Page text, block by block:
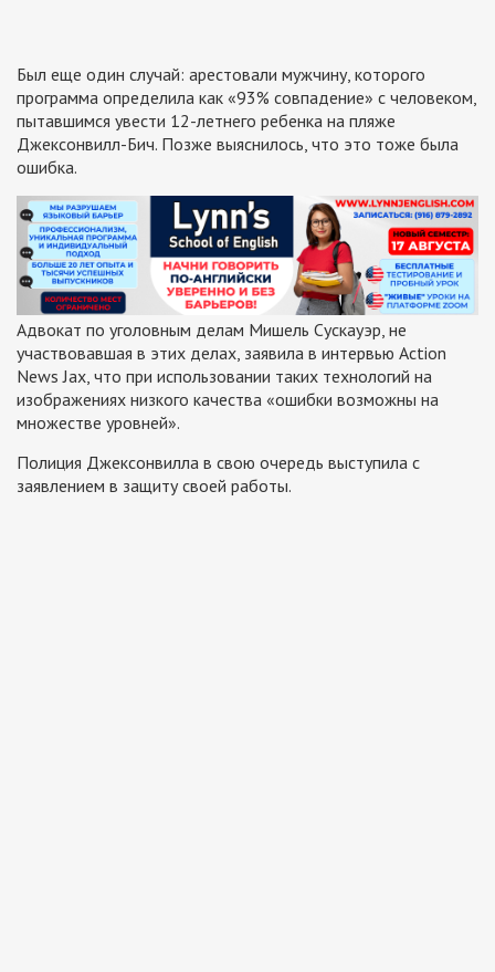
Был еще один случай: арестовали мужчину, которого
программа определила как «93% совпадение» с человеком,
пытавшимся увести 12-летнего ребенка на пляже
Джексонвилл-Бич. Позже выяснилось, что это тоже была
ошибка.
Адвокат по уголовным делам Мишель Сускауэр, не
участвовавшая в этих делах, заявила в интервью Action
News Jax, что при использовании таких технологий на
изображениях низкого качества «ошибки возможны на
множестве уровней».
Полиция Джексонвилла в свою очередь выступила с
заявлением в защиту своей работы.